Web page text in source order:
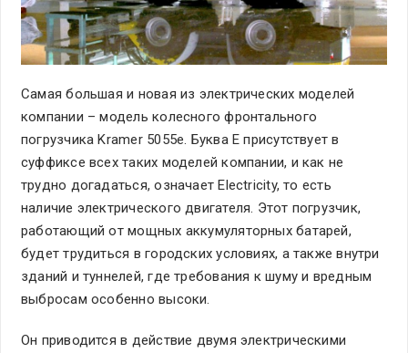
Самая большая и новая из электрических моделей
компании – модель колесного фронтального
погрузчика Kramer 5055e. Буква Е присутствует в
суффиксе всех таких моделей компании, и как не
трудно догадаться, означает Electricity, то есть
наличие электрического двигателя. Этот погрузчик,
работающий от мощных аккумуляторных батарей,
будет трудиться в городских условиях, а также внутри
зданий и туннелей, где требования к шуму и вредным
выбросам особенно высоки.
Он приводится в действие двумя электрическими